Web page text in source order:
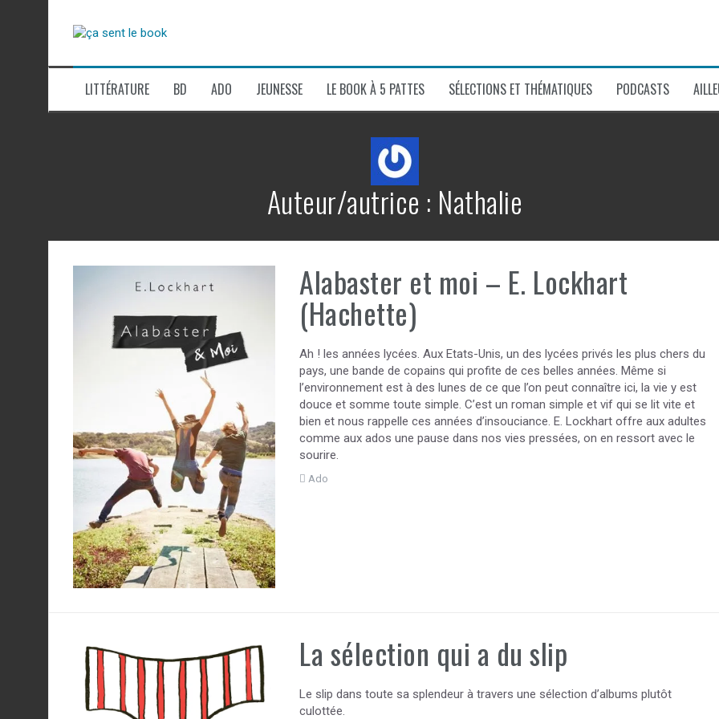
LITTÉRATURE BD ADO JEUNESSE LE BOOK À 5 PATTES SÉLECTIONS ET THÉMATIQUES PODCASTS
Auteur/autrice : Nathalie
Alabaster et moi – E. Lockhart
(Hachette)
Ah ! les années lycées. Aux Etats-Unis, un des lycées privés les plus chers du
pays, une bande de copains qui profite de ces belles années. Même si
l’environnement est à des lunes de ce que l’on peut connaître ici, la vie y est
douce et somme toute simple. C’est un roman simple et vif qui se lit vite et
bien et nous rappelle ces années d’insouciance. E. Lockhart offre aux adultes
comme aux ados une pause dans nos vies pressées, on en ressort avec le
sourire.
Ado
La sélection qui a du slip
Le slip dans toute sa splendeur à travers une sélection d’albums plutôt
culottée.